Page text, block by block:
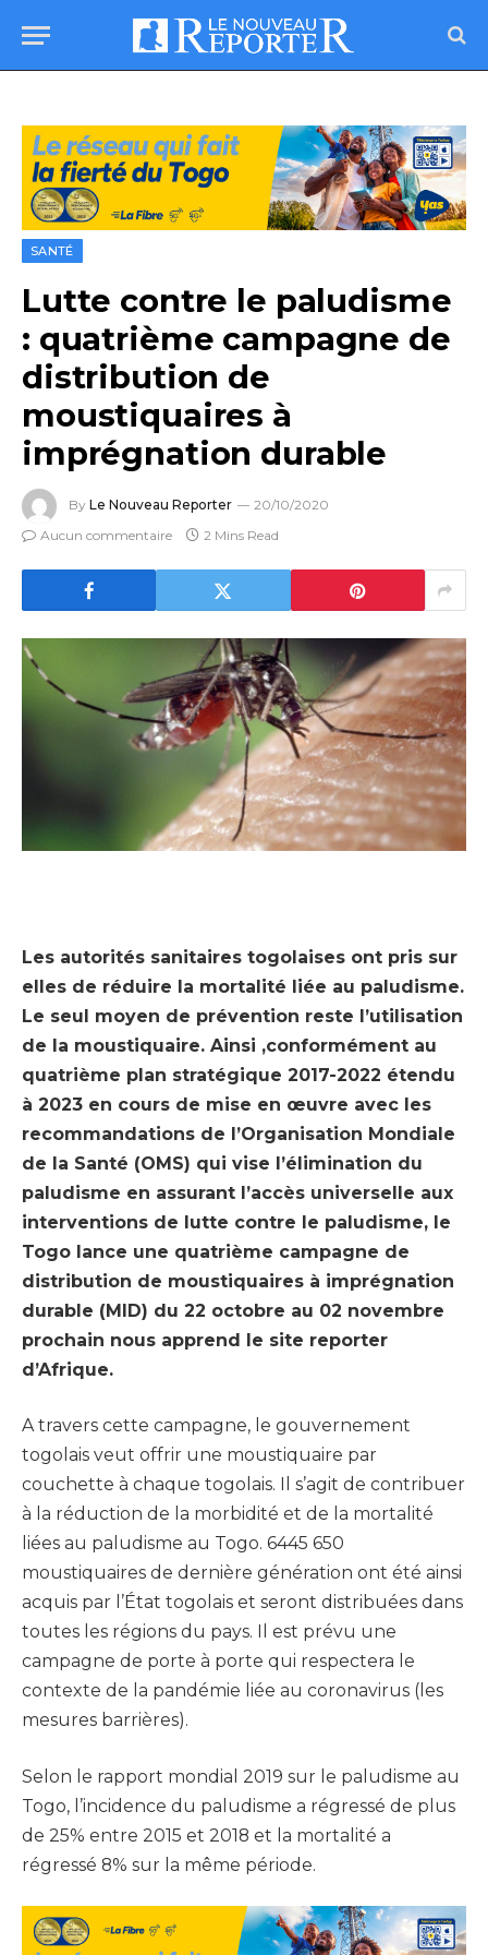
SANTÉ
Lutte contre le paludisme
: quatrième campagne de
distribution de
moustiquaires à
imprégnation durable
By Le Nouveau Reporter
20/10/2020
Aucun commentaire
2 Mins Read
Les autorités sanitaires togolaises ont pris sur
elles de réduire la mortalité liée au paludisme.
Le seul moyen de prévention reste l’utilisation
de la moustiquaire. Ainsi ,conformément au
quatrième plan stratégique 2017-2022 étendu
à 2023 en cours de mise en œuvre avec les
recommandations de l’Organisation Mondiale
de la Santé (OMS) qui vise l’élimination du
paludisme en assurant l’accès universelle aux
interventions de lutte contre le paludisme, le
Togo lance une quatrième campagne de
distribution de moustiquaires à imprégnation
durable (MID) du 22 octobre au 02 novembre
prochain nous apprend le site reporter
d’Afrique.
A travers cette campagne, le gouvernement
togolais veut offrir une moustiquaire par
couchette à chaque togolais. Il s’agit de contribuer
à la réduction de la morbidité et de la mortalité
liées au paludisme au Togo. 6445 650
moustiquaires de dernière génération ont été ainsi
acquis par l’État togolais et seront distribuées dans
toutes les régions du pays. Il est prévu une
campagne de porte à porte qui respectera le
contexte de la pandémie liée au coronavirus (les
mesures barrières).
Selon le rapport mondial 2019 sur le paludisme au
Togo, l’incidence du paludisme a régressé de plus
de 25% entre 2015 et 2018 et la mortalité a
régressé 8% sur la même période.